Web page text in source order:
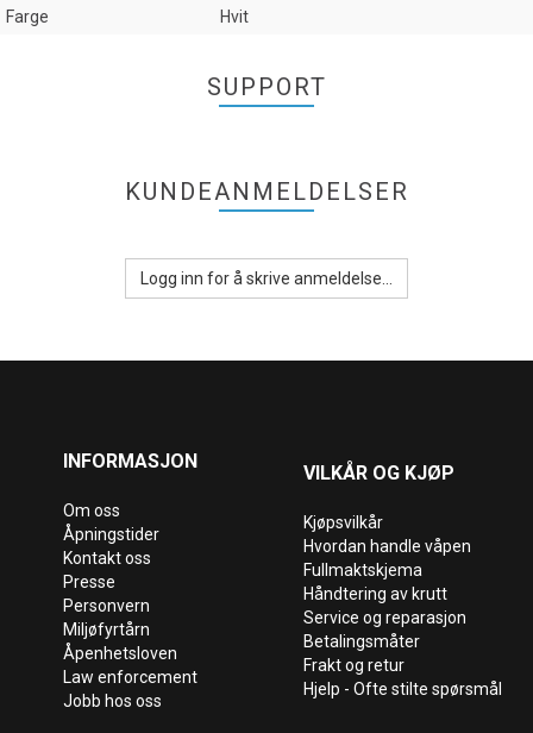
Farge Hvit
SUPPORT
KUNDEANMELDELSER
Logg inn for å skrive anmeldelse...
INFORMASJON
Om oss
Åpningstider
Kontakt oss
Presse
Personvern
Miljøfyrtårn
Åpenhetsloven
Law enforcement
Jobb hos oss
VILKÅR OG KJØP
Kjøpsvilkår
Hvordan handle våpen
Fullmaktskjema
Håndtering av krutt
Service og reparasjon
Betalingsmåter
Frakt og retur
Hjelp - Ofte stilte spørsmål